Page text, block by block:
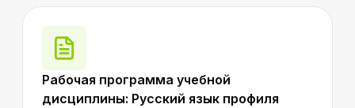
Рабочая программа учебной
дисциплины: Русский язык профиля